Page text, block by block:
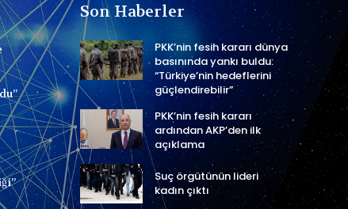
Son Haberler
PKK’nin fesih kararı dünya
basınında yankı buldu:
“Türkiye’nin hedeflerini
güçlendirebilir”
PKK’nin fesih kararı
ardından AKP’den ilk
açıklama
Suç örgütünün lideri
kadın çıktı